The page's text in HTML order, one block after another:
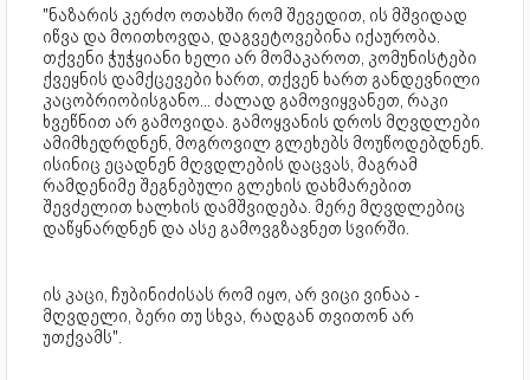
"ნაზარის კერძო ოთახში რომ შევედით, ის მშვიდად
იწვა და მოითხოვდა, დაგვეტოვებინა იქაურობა.
თქვენი ჭუჭყიანი ხელი არ მომაკაროთ, კომუნისტები
ქვეყნის დამქცევები ხართ, თქვენ ხართ განდევნილი
კაცობრიობისგანო... ძალად გამოვიყვანეთ, რაკი
ხვეწნით არ გამოვიდა. გამოყვანის დროს მღვდლები
ამიმხედრდნენ, მოგროვილ გლეხებს მოუწოდებდნენ.
ისინიც ეცადნენ მღვდლების დაცვას, მაგრამ
რამდენიმე შეგნებული გლეხის დახმარებით
შევძელით ხალხის დამშვიდება. მერე მღვდლებიც
დაწყნარდნენ და ასე გამოვგზავნეთ სვირში.
ის კაცი, ჩუბინიძისას რომ იყო, არ ვიცი ვინაა -
მღვდელი, ბერი თუ სხვა, რადგან თვითონ არ
უთქვამს".